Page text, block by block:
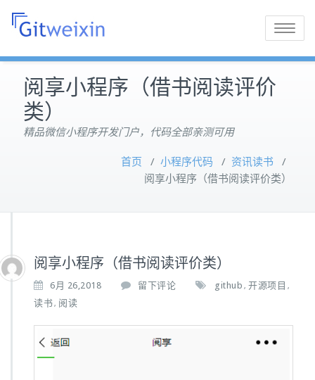
Toggle
阅享小程序（借书阅读评价
类）
精品微信小程序开发门户，代码全部亲测可用
首页 / 小程序代码 / 资讯读书 /
阅享小程序（借书阅读评价类）
阅享小程序（借书阅读评价类）
6月 26,2018 留下评论 github , 开源项目 ,
读书, 阅读